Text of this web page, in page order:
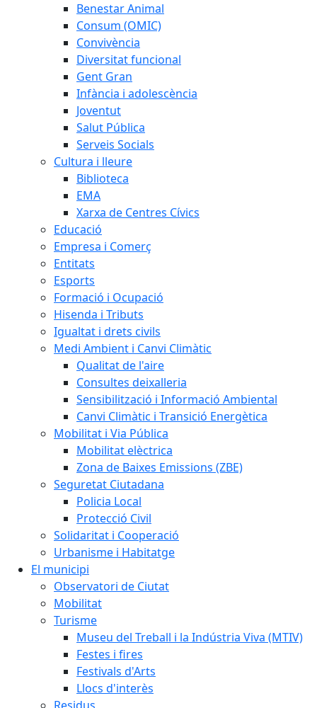
Benestar Animal
Consum (OMIC)
Convivència
Diversitat funcional
Gent Gran
Infància i adolescència
Joventut
Salut Pública
Serveis Socials
Cultura i lleure
Biblioteca
EMA
Xarxa de Centres Cívics
Educació
Empresa i Comerç
Entitats
Esports
Formació i Ocupació
Hisenda i Tributs
Igualtat i drets civils
Medi Ambient i Canvi Climàtic
Qualitat de l'aire
Consultes deixalleria
Sensibilització i Informació Ambiental
Canvi Climàtic i Transició Energètica
Mobilitat i Via Pública
Mobilitat elèctrica
Zona de Baixes Emissions (ZBE)
Seguretat Ciutadana
Policia Local
Protecció Civil
Solidaritat i Cooperació
Urbanisme i Habitatge
El municipi
Observatori de Ciutat
Mobilitat
Turisme
Museu del Treball i la Indústria Viva (MTIV)
Festes i fires
Festivals d'Arts
Llocs d'interès